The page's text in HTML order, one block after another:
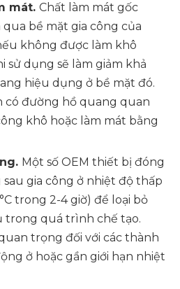
mát. Chất làm mát gốc
bề mặt gia công của
không được làm khô
sử dụng sẽ làm giảm khả
hiệu dụng ở bề mặt đó.
có đường hồ quang quan
khô hoặc làm mát bằng
Một số OEM thiết bị đóng
gia công ở nhiệt độ thấp
trong 2-4 giờ) để loại bỏ
trong quá trình chế tạo.
trọng đối với các thành
ở hoặc gần giới hạn nhiệt